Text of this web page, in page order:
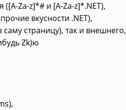
Za-z]*# и [A-Za-z]*.NET),
вкусности .NET),
страницу), так и внешнего,
Zk)ю